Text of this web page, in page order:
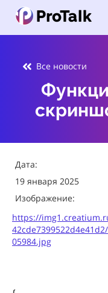
Все новости
Дата:
19 января 2025
Изображение:
https://
05984.jpg